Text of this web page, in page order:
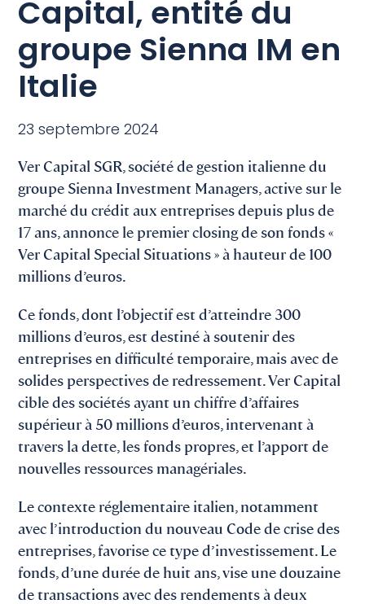
Capital, entité du
groupe Sienna IM en
Italie
23 septembre 2024
Ver Capital SGR, société de gestion italienne du
groupe Sienna Investment Managers, active sur le
marché du crédit aux entreprises depuis plus de
17 ans, annonce le premier closing de son fonds «
Ver Capital Special Situations » à hauteur de 100
millions d’euros.
Ce fonds, dont l’objectif est d’atteindre 300
millions d’euros, est destiné à soutenir des
entreprises en difficulté temporaire, mais avec de
solides perspectives de redressement. Ver Capital
cible des sociétés ayant un chiffre d’affaires
supérieur à 50 millions d’euros, intervenant à
travers la dette, les fonds propres, et l’apport de
nouvelles ressources managériales.
Le contexte réglementaire italien, notamment
avec l’introduction du nouveau Code de crise des
entreprises, favorise ce type d’investissement. Le
fonds, d’une durée de huit ans, vise une douzaine
de transactions avec des rendements à deux